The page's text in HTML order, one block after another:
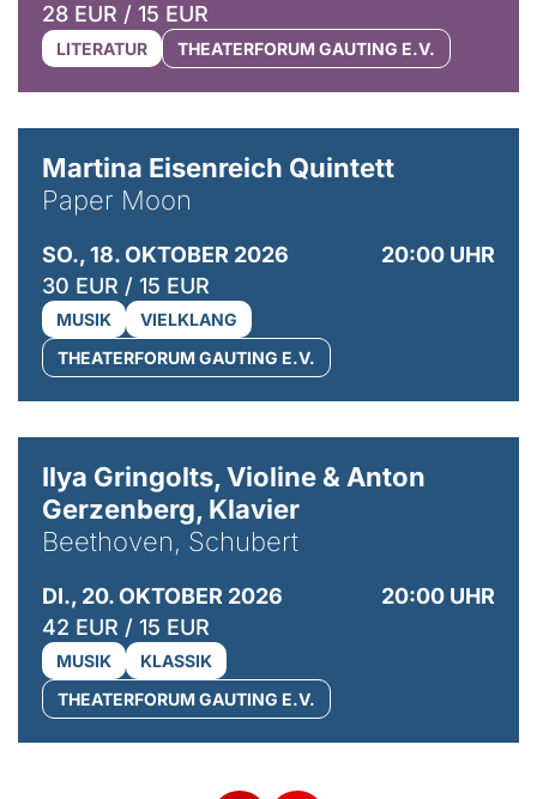
28 EUR / 15 EUR
LITERATUR THEATERFORUM GAUTING E.V.
Martina Eisenreich Quintett
Paper Moon
SO., 18. OKTOBER 2026
20:00 UHR
30 EUR / 15 EUR
MUSIK
VIELKLANG
THEATERFORUM GAUTING E.V.
Ilya Gringolts, Violine & Anton
Gerzenberg, Klavier
Beethoven, Schubert
DI., 20. OKTOBER 2026
20:00 UHR
42 EUR / 15 EUR
MUSIK
KLASSIK
THEATERFORUM GAUTING E.V.